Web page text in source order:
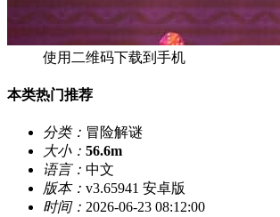
使用二维码下载到手机
本类热门推荐
分类： 冒险解谜
大小： 56.6m
语言： 中文
版本： v3.65941 安卓版
时间： 2026-06-23 08:12:00